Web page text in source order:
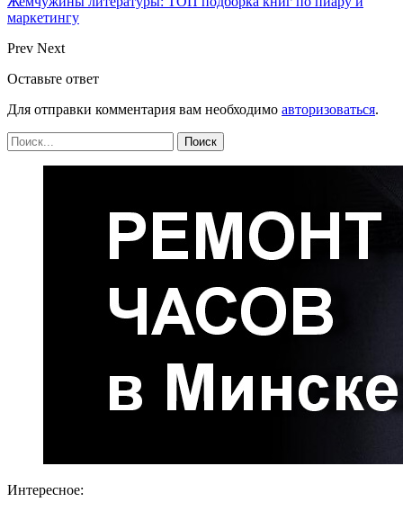
маркетингу
Prev Next
Оставьте ответ
Для отправки комментария вам необходимо авторизоваться.
Интересное: